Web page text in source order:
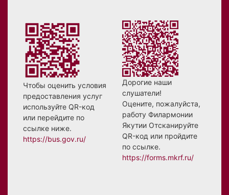
Чтобы оценить условия
предоставления услуг
используйте QR-код
или перейдите по
ссылке ниже.
https://bus.gov.ru/
Дорогие наши
слушатели!
Оцените, пожалуйста,
работу Филармонии
Якутии Отсканируйте
QR-код или пройдите
по ссылке.
https://forms.mkrf.ru/